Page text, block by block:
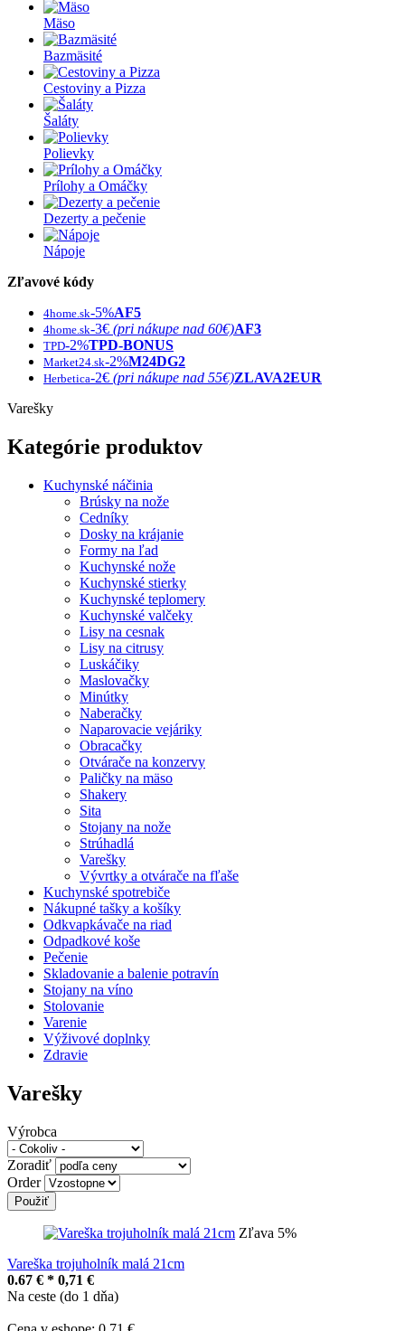
Mäso
Bazmäsité
Cestoviny a Pizza
Šaláty
Polievky
Prílohy a Omáčky
Dezerty a pečenie
Nápoje
Zľavové kódy
4home.sk-5%AF5
4home.sk-3€ (pri nákupe nad 60€)AF3
TPD-2%TPD-BONUS
Market24.sk-2%M24DG2
Herbetica-2€ (pri nákupe nad 55€)ZLAVA2EUR
Varešky
Kategórie produktov
Kuchynské náčinia
Brúsky na nože
Cedníky
Dosky na krájanie
Formy na ľad
Kuchynské nože
Kuchynské stierky
Kuchynské teplomery
Kuchynské valčeky
Lisy na cesnak
Lisy na citrusy
Luskáčiky
Maslovačky
Minútky
Naberačky
Naparovacie vejáriky
Obracačky
Otvárače na konzervy
Paličky na mäso
Shakery
Sita
Stojany na nože
Strúhadlá
Varešky
Vývrtky a otvárače na fľaše
Kuchynské spotrebiče
Nákupné tašky a košíky
Odkvapkávače na riad
Odpadkové koše
Pečenie
Skladovanie a balenie potravín
Stojany na víno
Stolovanie
Varenie
Výživové doplnky
Zdravie
Varešky
Výrobca
Zoradiť
Order
Zľava 5%
Vareška trojuholník malá 21cm
0.67 € * 0,71 €
Na ceste (do 1 dňa)